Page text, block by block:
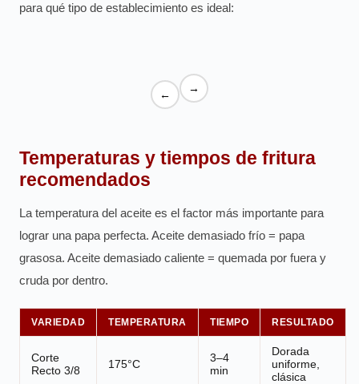
para qué tipo de establecimiento es ideal:
← →
Temperaturas y tiempos de fritura
recomendados
La temperatura del aceite es el factor más importante para
lograr una papa perfecta. Aceite demasiado frío = papa
grasosa. Aceite demasiado caliente = quemada por fuera y
cruda por dentro.
VARIEDAD TEMPERATURA TIEMPO RESULTADO
Corte
Recto 3/8
175°C
3–4
min
Dorada
uniforme,
clásica